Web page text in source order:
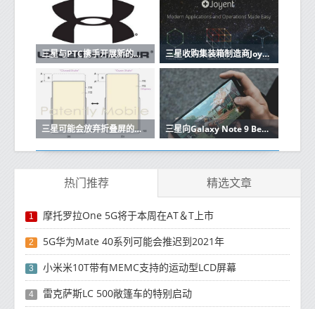
三星与PTC携手开展新的物联网计划 三星收购集装箱制造商Joyent将建立自己的云
三星可能会放弃折叠屏的移动体验 三星向Galaxy Note 9 Beta测试仪推出稳定的Android 10更新
热门推荐 精选文章
1 摩托罗拉One 5G将于本周在AT＆T上市
2 5G华为Mate 40系列可能会推迟到2021年
3 小米米10T带有MEMC支持的运动型LCD屏幕
4 雷克萨斯LC 500敞篷车的特别启动